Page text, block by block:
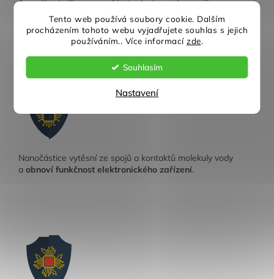
Tento web používá soubory cookie. Dalším
procházením tohoto webu vyjadřujete souhlas s jejich
používáním.. Více informací zde.
Souhlasím
Nastavení
Po aplikaci přilnou nanočástice ke kovovým spojům a zamezí
přístup molekulám vody – a tímzabrání zkratu a zničení
drahé řídící elektroniky. Tenký film nanočástic zároveň
zamezí oxidaci.
Nanočástice vytěsní ze spojů a kontaktů molekuly vody
a obnoví funkčnost elektronického zařízení.